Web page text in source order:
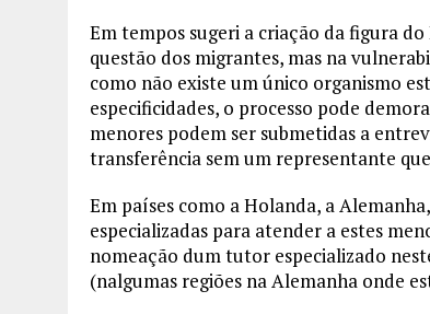
Em tempos sugeri a criação da figura
questão dos migrantes, mas na
como não existe um único organismo
especificidades, o processo pode
menores podem ser submetidas a
transferência sem um representante
Em países como a Holanda, a
especializadas para atender a estes
nomeação dum tutor especializado
(nalgumas regiões na Alemanha onde